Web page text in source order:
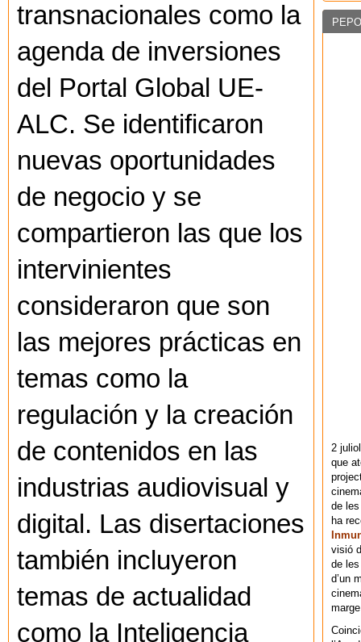
transnacionales como la
agenda de inversiones
del Portal Global UE-
ALC. Se identificaron
nuevas oportunidades
de negocio y se
compartieron las que los
intervinientes
consideraron que son
las mejores prácticas en
temas como la
regulación y la creación
de contenidos en las
industrias audiovisual y
digital. Las disertaciones
también incluyeron
temas de actualidad
como la Inteligencia
2
que
de
ha
visió
de
d’un